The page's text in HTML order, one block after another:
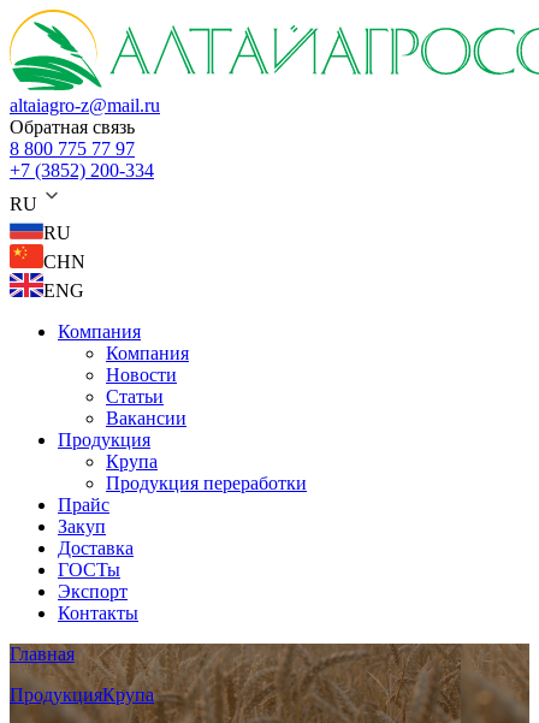
altaiagro-z@mail.ru
Обратная связь
8 800 775 77 97
+7 (3852) 200-334
RU
RU
CHN
ENG
Компания
Компания
Новости
Статьи
Вакансии
Продукция
Крупа
Продукция переработки
Прайс
Закуп
Доставка
ГОСТы
Экспорт
Контакты
Главная
ПродукцияКрупа